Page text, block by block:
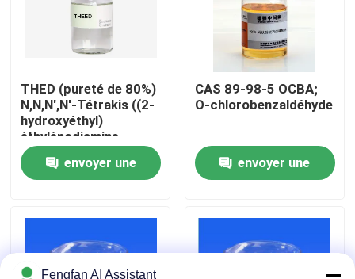
Visite de l'usine
Nous contacter
Nouvelles
Demander un devis
Produits chimiques de zingage
THED (pureté de 80%)
N,N,N',N'-Tétrakis ((2-
hydroxyéthyl)
éthylénodiamine
envoyer une
CAS 89-98-5 OCBA;
O-chlorobenzaldéhyde
envoyer une
Fengfan AI Assistant